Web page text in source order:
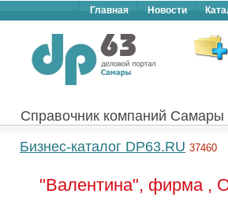
Главная Новости
Справочник компаний Самары
Бизнес-каталог DP63.RU 37460
"Валентина", фирма ,